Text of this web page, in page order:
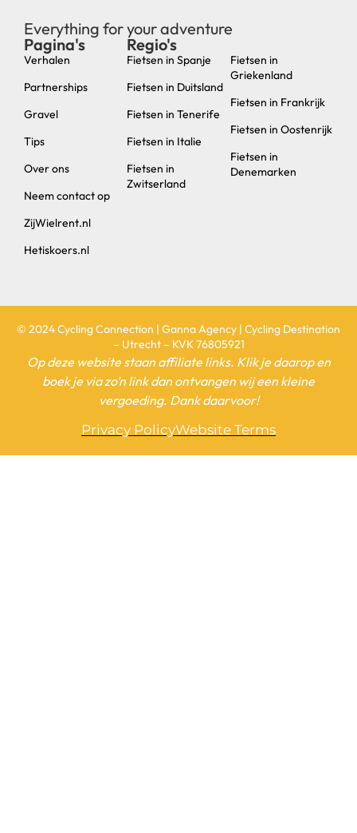
Everything for your adventure
Pagina's
Verhalen
Partnerships
Gravel
Tips
Over ons
Neem contact op
ZijWielrent.nl
Hetiskoers.nl
Regio's
Fietsen in Spanje
Fietsen in Duitsland
Fietsen in Tenerife
Fietsen in Italie
Fietsen in
Zwitserland
Fietsen in
Griekenland
Fietsen in Frankrijk
Fietsen in Oostenrijk
Fietsen in
Denemarken
© 2024 Cycling Connection | Ganna Agency | Cycling Destination
– Utrecht – KVK 76805921
Op deze website staan affiliate links. Klik je daarop en
boek je via zo’n link dan ontvangen wij een kleine
vergoeding. Dank daarvoor!
Privacy PolicyWebsite Terms